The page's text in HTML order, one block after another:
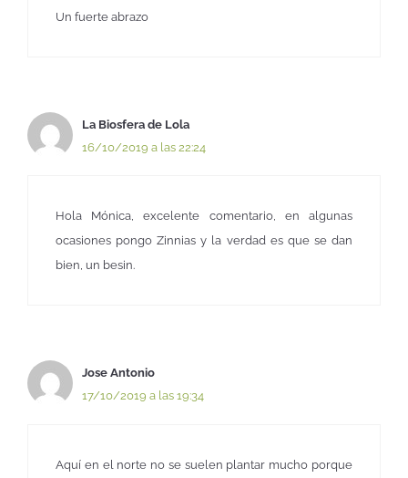
Un fuerte abrazo
La Biosfera de Lola
16/10/2019 a las 22:24
Hola Mónica, excelente comentario, en algunas
ocasiones pongo Zinnias y la verdad es que se dan
bien, un besin.
Jose Antonio
17/10/2019 a las 19:34
Aquí en el norte no se suelen plantar mucho porque